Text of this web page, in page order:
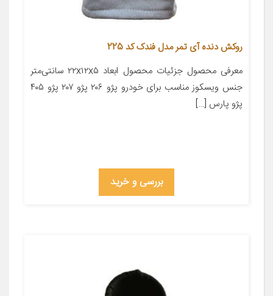
روکش دنده آی تمر مدل فندک کد 225
معرفی محصول جزئیات محصول ابعاد ۲۲x۱۲x۵ سانتی‌متر
جنس ویسکوز مناسب برای خودرو پژو ۲۰۶ پژو ۲۰۷ پژو ۴۰۵
پژو پارس […]
بررسی و خرید